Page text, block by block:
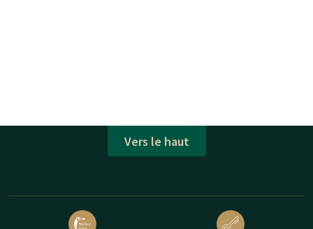
Vers le haut